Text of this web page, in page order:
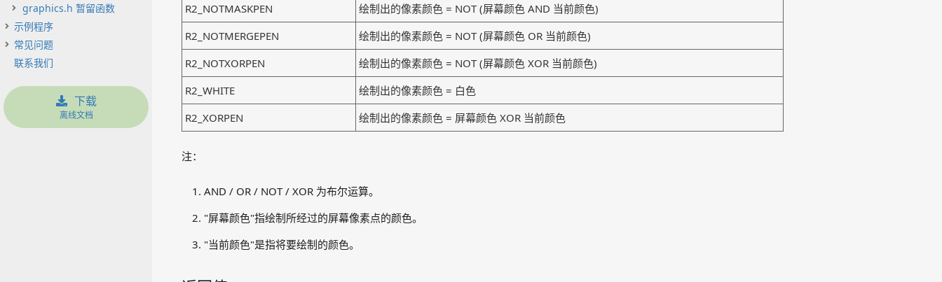
graphics.h 暂留函数
示例程序
常见问题
联系我们
下载
离线文档
R2_NOTMASKPEN
绘制出的像素颜色 = NOT (屏幕颜色 AND 当前颜色)
R2_NOTMERGEPEN
绘制出的像素颜色 = NOT (屏幕颜色 OR 当前颜色)
R2_NOTXORPEN
绘制出的像素颜色 = NOT (屏幕颜色 XOR 当前颜色)
R2_WHITE
绘制出的像素颜色 = 白色
R2_XORPEN
绘制出的像素颜色 = 屏幕颜色 XOR 当前颜色
注：
AND / OR / NOT / XOR 为布尔运算。
"屏幕颜色"指绘制所经过的屏幕像素点的颜色。
"当前颜色"是指将要绘制的颜色。